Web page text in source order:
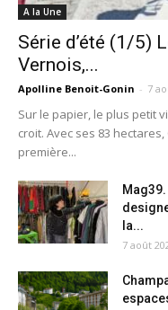
A la Une
Série d’été (1/5)
Vernois,...
Apolline Benoit-Gonin - 7
Sur le papier, le plus petit
croit. Avec ses 83
première...
la...
7 août